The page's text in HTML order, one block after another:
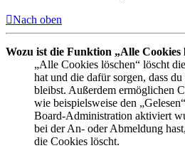
Nach oben
Wozu ist die Funktion „Alle Cookies
„Alle Cookies löschen“ löscht
hat und die dafür sorgen, dass
bleibst. Außerdem ermöglichen
wie beispielsweise den
Board-Administration aktiviert
bei der An- oder Abmeldung
die Cookies löscht.